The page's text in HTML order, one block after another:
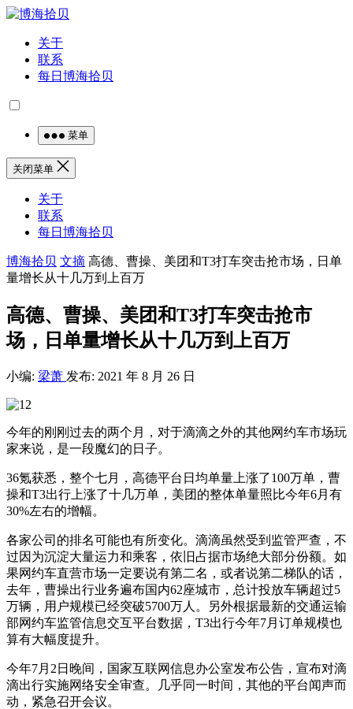
关于
联系
每日博海拾贝
菜单
关闭菜单
关于
联系
每日博海拾贝
博海拾贝 文摘 高德、曹操、美团和T3打车突击抢市场，日单
量增长从十几万到上百万
高德、曹操、美团和T3打车突击抢市
场，日单量增长从十几万到上百万
小编: 梁萧 发布: 2021 年 8 月 26 日
今年的刚刚过去的两个月，对于滴滴之外的其他网约车市场玩
家来说，是一段魔幻的日子。
36氪获悉，整个七月，高德平台日均单量上涨了100万单，曹
操和T3出行上涨了十几万单，美团的整体单量照比今年6月有
30%左右的增幅。
各家公司的排名可能也有所变化。滴滴虽然受到监管严查，不
过因为沉淀大量运力和乘客，依旧占据市场绝大部分份额。如
果网约车直营市场一定要说有第二名，或者说第二梯队的话，
去年，曹操出行业务遍布国内62座城市，总计投放车辆超过5
万辆，用户规模已经突破5700万人。另外根据最新的交通运输
部网约车监管信息交互平台数据，T3出行今年7月订单规模也
算有大幅度提升。
今年7月2日晚间，国家互联网信息办公室发布公告，宣布对滴
滴出行实施网络安全审查。几乎同一时间，其他的平台闻声而
动，紧急召开会议。